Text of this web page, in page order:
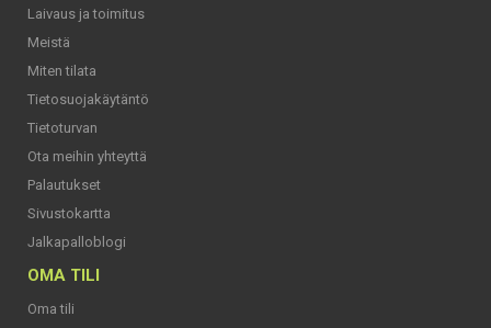
Laivaus ja toimitus
Meistä
Miten tilata
Tietosuojakäytäntö
Tietoturvan
Ota meihin yhteyttä
Palautukset
Sivustokartta
Jalkapalloblogi
OMA TILI
Oma tili